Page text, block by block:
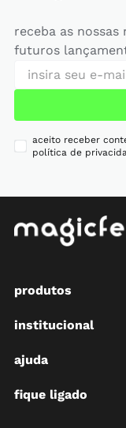
receba as nossas
futuros
aceito receber
política de
produtos
institucional
ajuda
fique ligado